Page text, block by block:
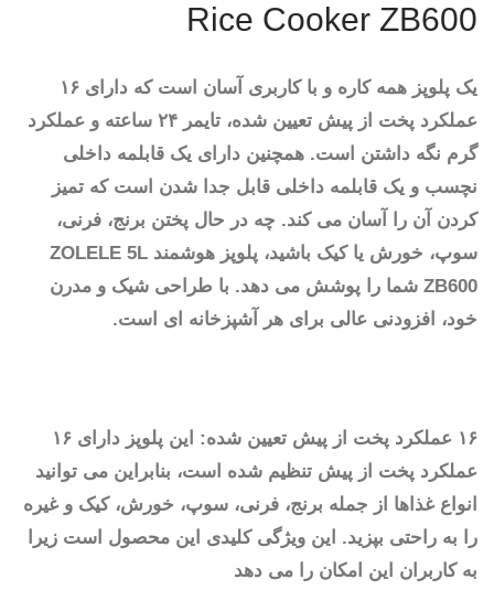
Rice Cooker ZB600
یک پلوپز همه کاره و با کاربری آسان است که دارای ۱۶
عملکرد پخت از پیش تعیین شده، تایمر ۲۴ ساعته و عملکرد
گرم نگه داشتن است. همچنین دارای یک قابلمه داخلی
نچسب و یک قابلمه داخلی قابل جدا شدن است که تمیز
کردن آن را آسان می کند. چه در حال پختن برنج، فرنی،
سوپ، خورش یا کیک باشید، پلوپز هوشمند ZOLELE 5L
ZB600 شما را پوشش می دهد. با طراحی شیک و مدرن
خود، افزودنی عالی برای هر آشپزخانه ای است.
۱۶ عملکرد پخت از پیش تعیین شده: این پلوپز دارای ۱۶
عملکرد پخت از پیش تنظیم شده است، بنابراین می توانید
انواع غذاها از جمله برنج، فرنی، سوپ، خورش، کیک و غیره
را به راحتی بپزید. این ویژگی کلیدی این محصول است زیرا
به کاربران این امکان را می دهد